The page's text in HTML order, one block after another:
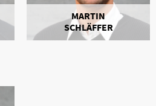
MARTIN
SCHLÄFFER